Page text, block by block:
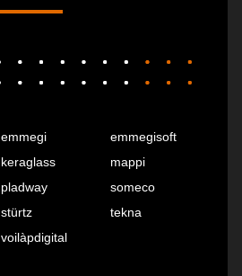
emmegi
emmegisoft
keraglass
mappi
pladway
someco
stürtz
tekna
voilàpdigital